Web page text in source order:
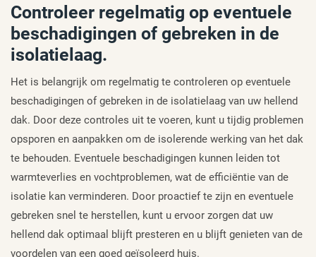
Controleer regelmatig op eventuele
beschadigingen of gebreken in de
isolatielaag.
Het is belangrijk om regelmatig te controleren op eventuele
beschadigingen of gebreken in de isolatielaag van uw hellend
dak. Door deze controles uit te voeren, kunt u tijdig problemen
opsporen en aanpakken om de isolerende werking van het dak
te behouden. Eventuele beschadigingen kunnen leiden tot
warmteverlies en vochtproblemen, wat de efficiëntie van de
isolatie kan verminderen. Door proactief te zijn en eventuele
gebreken snel te herstellen, kunt u ervoor zorgen dat uw
hellend dak optimaal blijft presteren en u blijft genieten van de
voordelen van een goed geïsoleerd huis.